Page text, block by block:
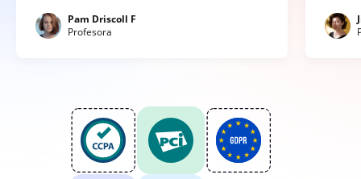
Pam Driscoll F
Profesora